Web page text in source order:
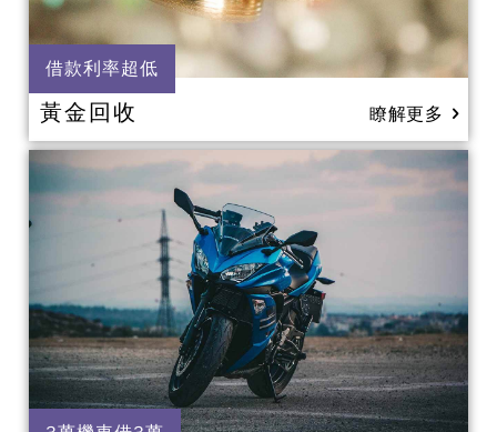
借款利率超低
黃金回收 瞭解更多